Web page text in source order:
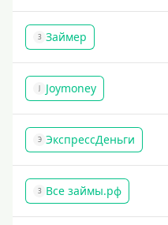
З Займер
J Joymoney
Э ЭкспрессДеньги
З Все займы.рф